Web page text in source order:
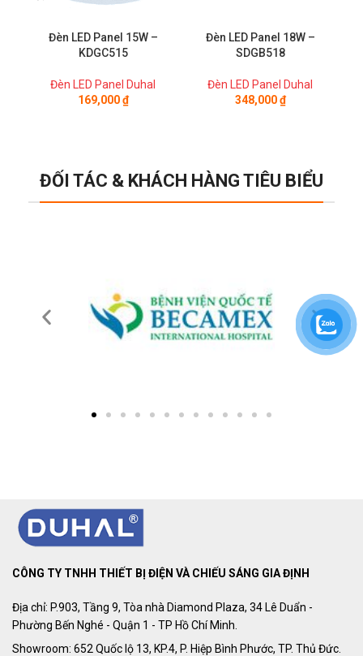
Đèn LED Panel 15W –
KDGC515
Đèn LED Panel Duhal
169,000₫
Đèn LED Panel 18W –
SDGB518
Đèn LED Panel Duhal
348,000₫
ĐỐI TÁC & KHÁCH HÀNG TIÊU BIỂU
CÔNG TY TNHH THIẾT BỊ ĐIỆN VÀ CHIẾU SÁNG GIA ĐỊNH
Địa chỉ: P.903, Tầng 9, Tòa nhà Diamond Plaza, 34 Lê Duẩn -
Phường Bến Nghé - Quận 1 - TP Hồ Chí Minh.
Showroom: 652 Quốc lộ 13, KP.4, P. Hiệp Bình Phước, TP. Thủ Đức.